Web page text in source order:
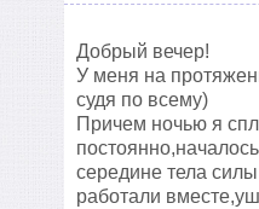
Добрый вечер!
У меня на
судя по всему)
Причем ночью я
середине тела силы
работали